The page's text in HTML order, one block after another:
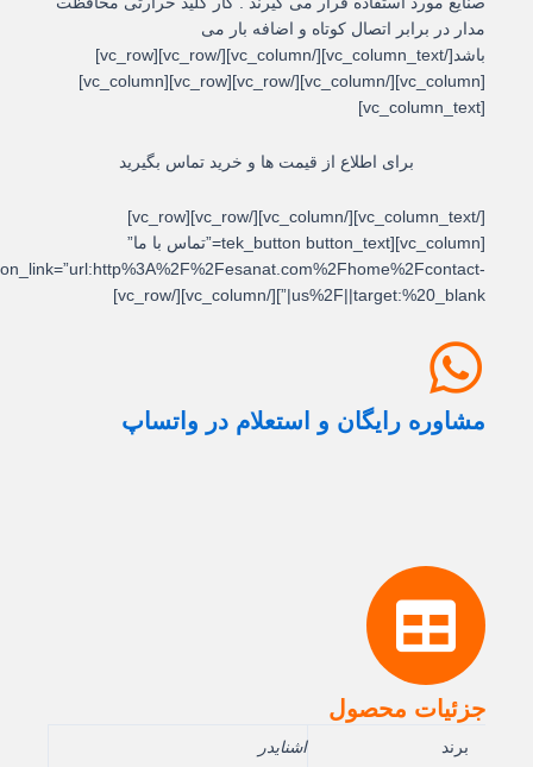
مدار در برابر اتصال کوتاه و اضافه بار می
باشد[/vc_column_text][/vc_column][/vc_row][vc_row]
[vc_column][/vc_column][/vc_row][vc_row][vc_column]
برای اطلاع از قیمت ها و خرید تماس بگیرید
[/vc_column_text][/vc_column][/vc_row][vc_row]
[vc_column][tek_button button_text=”تماس با ما”
button_link=”url:http%3A%2F%2Fesanat.com%2Fhome%2Fcontact-
us%2F||target:%20_blank|”][/vc_column][/vc_row]
مشاوره رایگان و استعلام در واتساپ
جزئیات محصول
اشنایدر